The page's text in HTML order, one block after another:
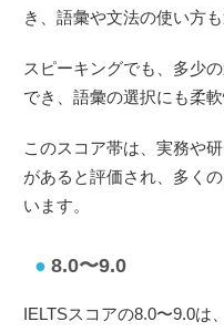
き、語彙や文法の使い方
スピーキングでも、多少
でき、語彙の選択にも柔軟
このスコア帯は、実務や
があると評価され、多く
います。
8.0〜9.0
IELTSスコアの8.0〜9.0は、